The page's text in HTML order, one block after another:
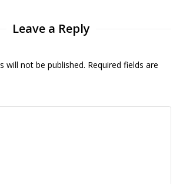
Leave a Reply
will not be published. Required fields are